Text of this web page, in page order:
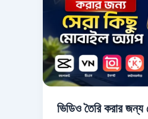
ভিডিও তৈরি করার